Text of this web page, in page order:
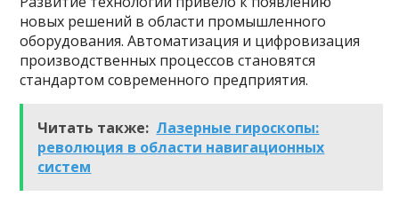
новых решений в области промышленного
оборудования. Автоматизация и цифровизация
производственных процессов становятся
стандартом современного предприятия.
Читать также: Лазерные гироскопы:
революция в области навигационных
систем